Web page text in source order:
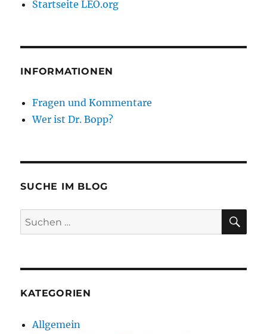
Startseite LEO.org
INFORMATIONEN
Fragen und Kommentare
Wer ist Dr. Bopp?
SUCHE IM BLOG
Suchen
nach:
KATEGORIEN
Allgemein